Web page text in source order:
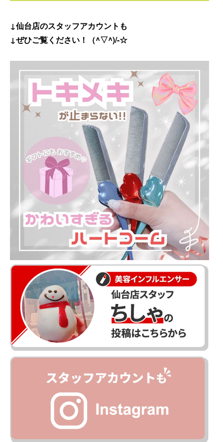
↓仙台店のスタッフアカウントも
↓ぜひご覧ください！（^▽^)/-☆